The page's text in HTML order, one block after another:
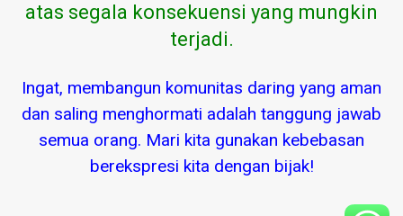
atas segala konsekuensi yang mungkin
terjadi.
Ingat, membangun komunitas daring yang aman
dan saling menghormati adalah tanggung jawab
semua orang. Mari kita gunakan kebebasan
berekspresi kita dengan bijak!